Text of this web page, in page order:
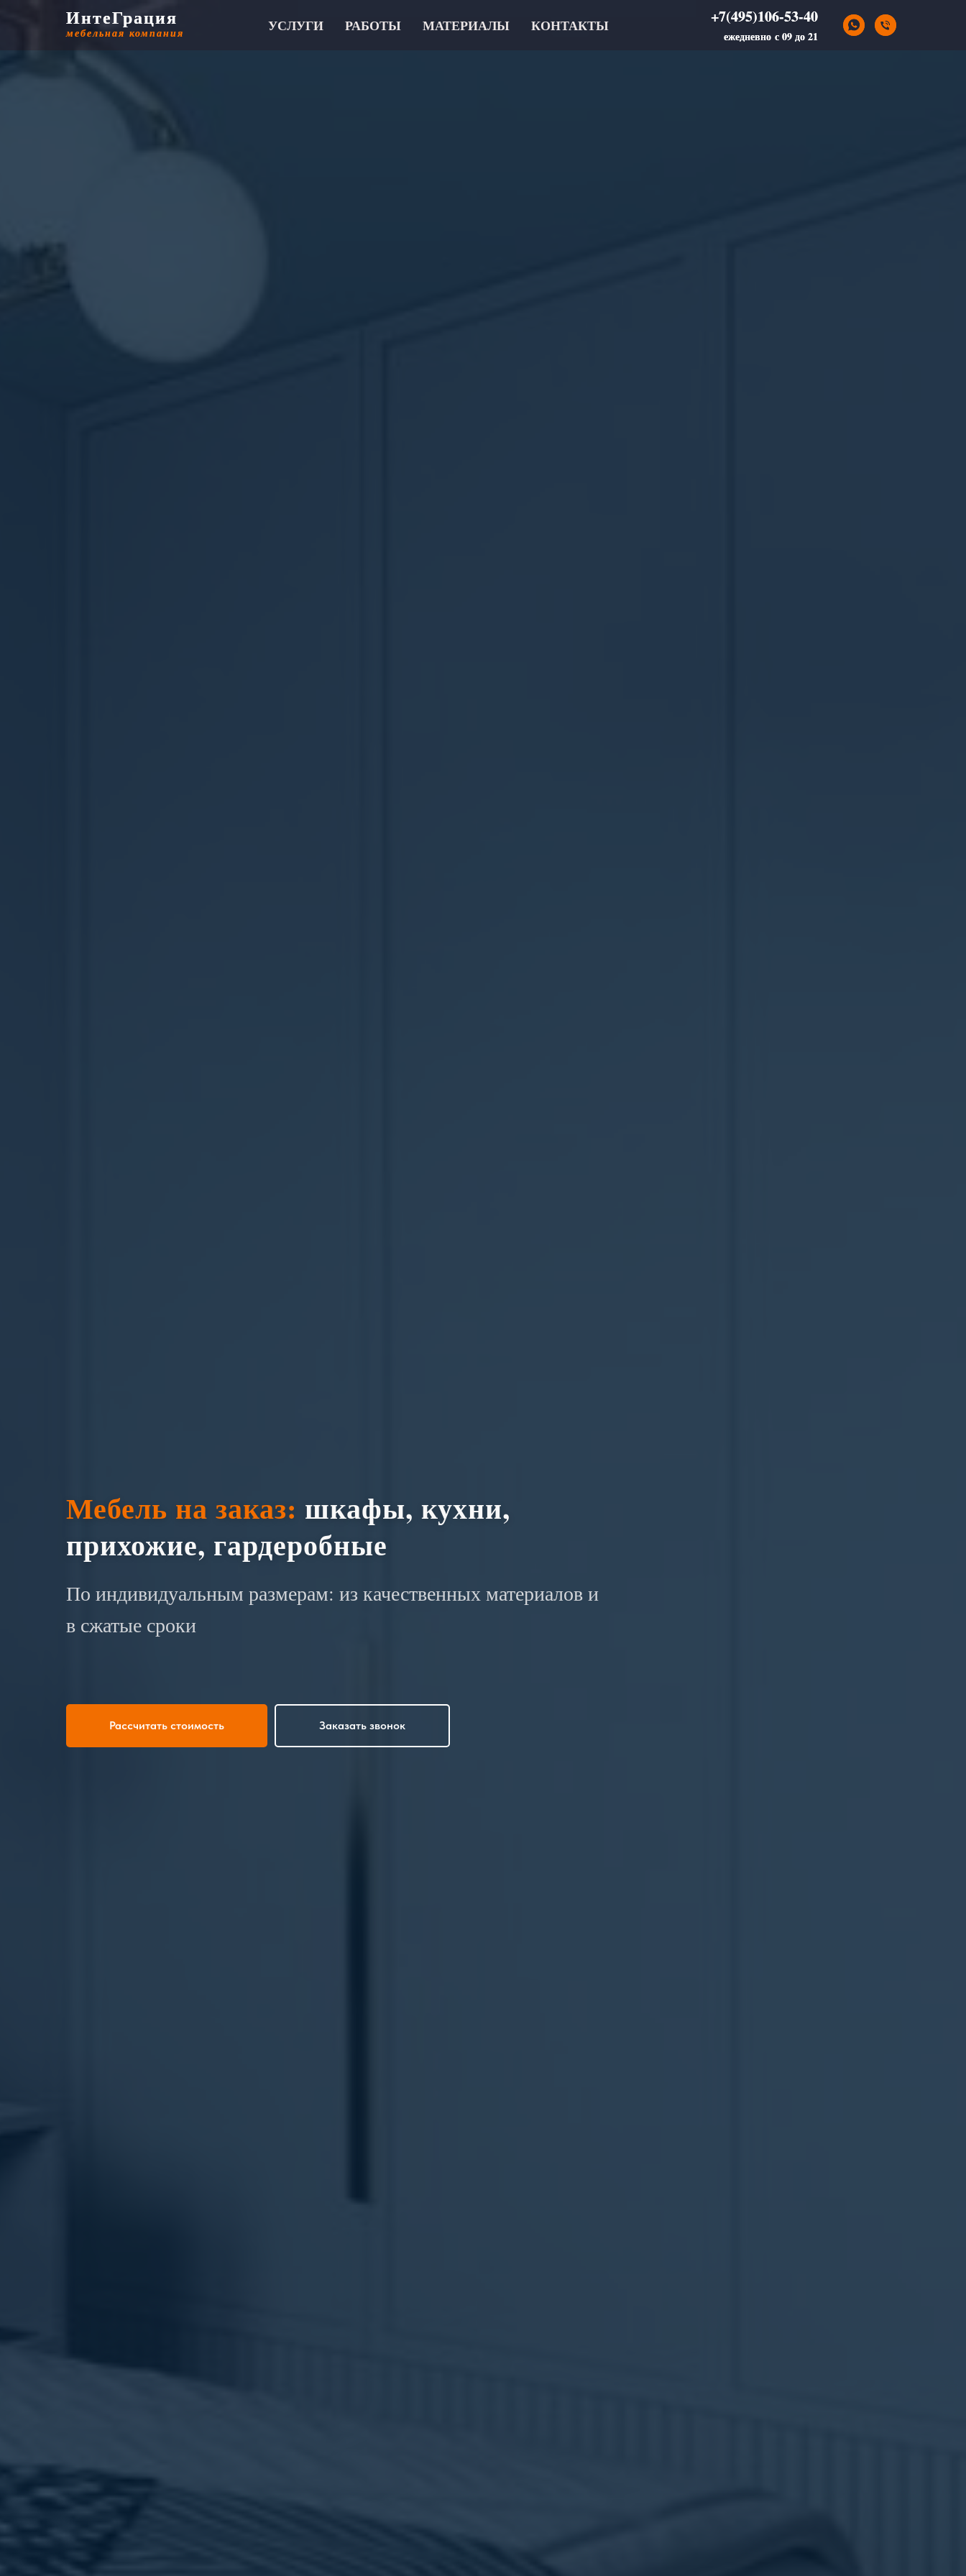
ИнтеГрация
мебельная компания УСЛУГИ РАБОТЫ МАТЕРИАЛЫ КОНТАКТЫ +7(495)106-53-40
ежедневно с 09 до 21
Мебель на заказ: шкафы, кухни,
прихожие, гардеробные
По индивидуальным размерам: из качественных материалов и
в сжатые сроки
Рассчитать стоимость Заказать звонок
ИнтеГрация
мебельная компания
+7(495)106-53-40
ежедневно с 09 до 21